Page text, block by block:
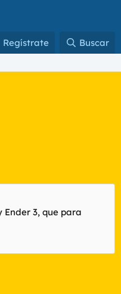
Regístrate Buscar
3, que para